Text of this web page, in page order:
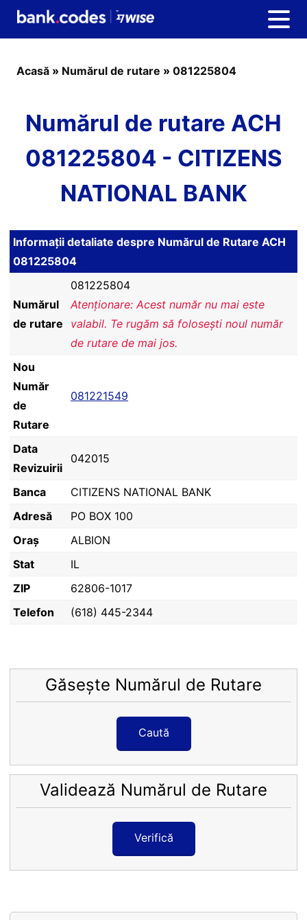
Acasă » Numărul de rutare » 081225804
Numărul de rutare ACH
081225804 - CITIZENS
NATIONAL BANK
Informații detaliate despre Numărul de Rutare ACH
081225804
Numărul
de rutare
081225804
Atenționare: Acest număr nu mai este
valabil. Te rugăm să folosești noul număr
de rutare de mai jos.
Nou
Număr
de
Rutare
081221549
Data
Revizuirii
042015
Banca
CITIZENS NATIONAL BANK
Adresă
PO BOX 100
Oraș
ALBION
Stat
IL
ZIP
62806-1017
Telefon
(618) 445-2344
Găsește Numărul de Rutare
Caută
Validează Numărul de Rutare
Verifică